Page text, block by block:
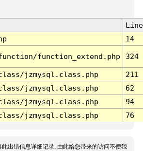
Line
14
function_extend.php 324
jzmysql.class.php
211
jzmysql.class.php
62
jzmysql.class.php
94
jzmysql.class.php 76
此出错信息详细记录, 由此给您带来的访问不便我